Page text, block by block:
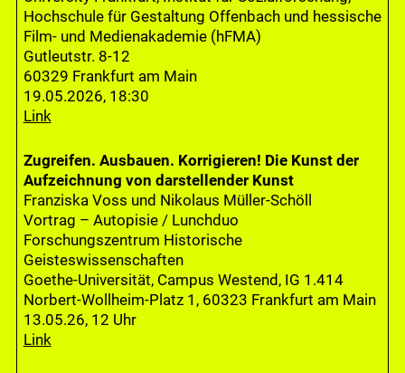
Hochschule für Gestaltung Offenbach und hessische
Film- und Medienakademie (hFMA)
Gutleutstr. 8-12
60329 Frankfurt am Main
19.05.2026, 18:30
Link
Zugreifen. Ausbauen. Korrigieren! Die Kunst der
Aufzeichnung von darstellender Kunst
Franziska Voss und Nikolaus Müller-Schöll
Vortrag – Autopisie / Lunchduo
Forschungszentrum Historische
Geisteswissenschaften
Goethe-Universität, Campus Westend, IG 1.414
Norbert-Wollheim-Platz 1, 60323 Frankfurt am Main
13.05.26, 12 Uhr
Link